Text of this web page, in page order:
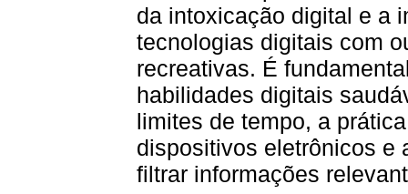
da intoxicação digital e a
tecnologias digitais com
recreativas. É
habilidades digitais
limites de tempo, a
dispositivos eletrônicos e
filtrar informações